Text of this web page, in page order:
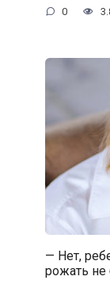
0
— Нет,
рожать не